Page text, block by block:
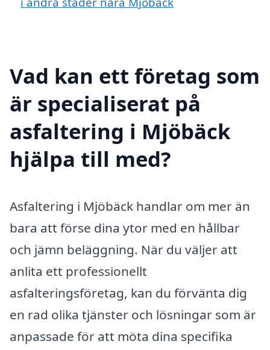
Vad kan ett företag som
är specialiserat på
asfaltering i Mjöbäck
hjälpa till med?
Asfaltering i Mjöbäck handlar om mer än
bara att förse dina ytor med en hållbar
och jämn beläggning. När du väljer att
anlita ett professionellt
asfalteringsföretag, kan du förvänta dig
en rad olika tjänster och lösningar som är
anpassade för att möta dina specifika